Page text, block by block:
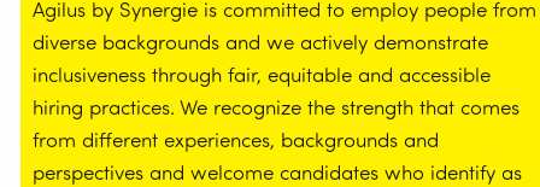
Agilus by Synergie is committed to employ people from
diverse backgrounds and we actively demonstrate
inclusiveness through fair, equitable and accessible
hiring practices. We recognize the strength that comes
from different experiences, backgrounds and
perspectives and welcome candidates who identify as